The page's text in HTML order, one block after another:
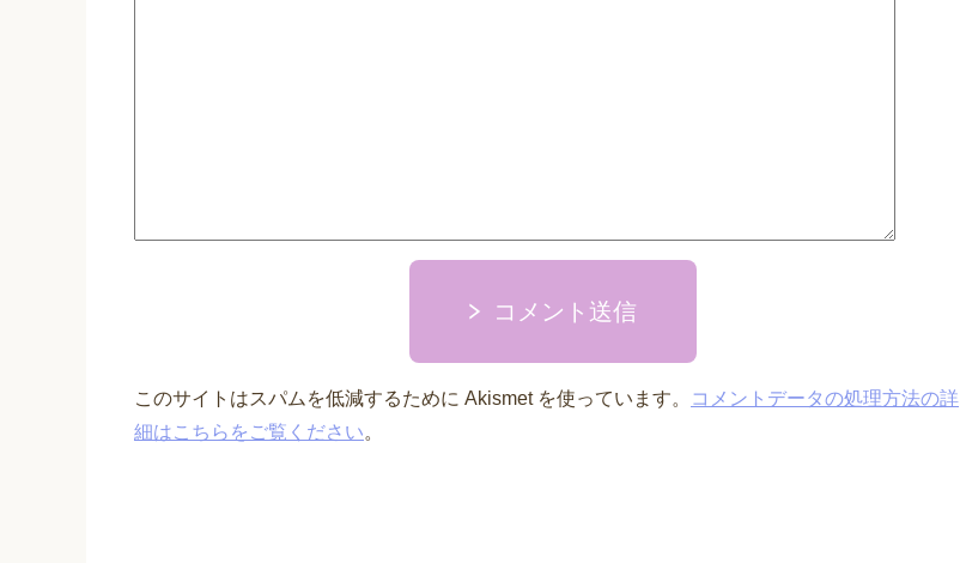
コメント送信
このサイトはスパムを低減するために Akismet を使っています。
コメントデータの処理方法の詳
細はこちらをご覧ください。